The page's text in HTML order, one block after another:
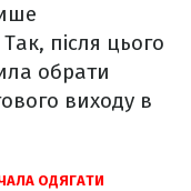
Так, після цього
обрати
виходу в
ОДЯГАТИ